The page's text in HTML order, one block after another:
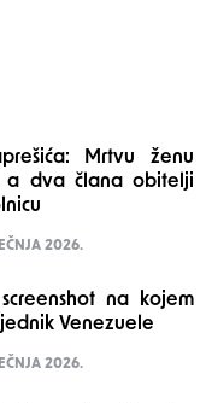
Mrtvu ženu
a dva člana obitelji
2026.
na kojem
Venezuele
2026.